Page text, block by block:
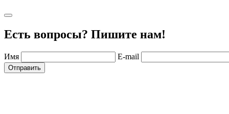
Есть вопросы? Пишите нам!
Имя E-mail